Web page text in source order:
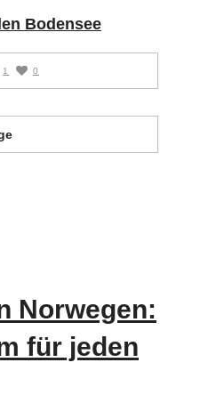
Bodensee
1 0
Norwegen:
für jeden